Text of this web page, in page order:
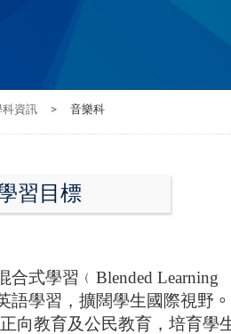
科資訊 > 音樂科
習目標
合式學習﹙Blended Learning
學習，擴闊學生國際視野 。
教育及公民教育，培育學